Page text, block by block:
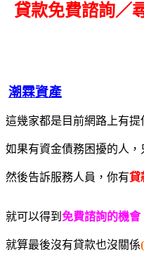
貸款免費諮詢／
潮霖資產
這幾家都是目前網路上有提
如果有資金債務困擾的人
然後告訴服務人員，你有貸
就可以得到 免費諮詢的機會
就算最後沒有貸款也沒關係